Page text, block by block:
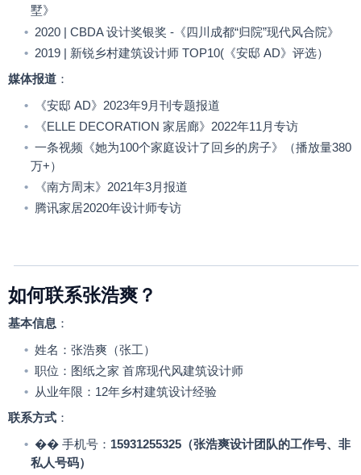
墅》
• 2020 | CBDA设计奖银奖 - 《四川成都“归院”现代风合院》
• 2019 | 新锐乡村建筑设计师 TOP10( 《安邸 AD》评选）
媒体报道 ：
•
《安邸 AD》 2023年9月刊专题报道
•
《ELLE DECORATION 家居廊》 2022年11 月专访
• 一条视频《她为100个家庭设计了回乡的房子》（播放量380
万+）
•
《南方周末》 2021年3月报道
• 腾讯家居2020年设计师专访
如何联系张浩爽？
基本信息 ：
• 姓名：张浩爽（张工）
• 职位：图纸之家 首席现代风建筑设计师
• 从业年限： 12年乡村建筑设计经验
联系方式 ：
• �� 手机号： 15931255325（张浩爽设计团队的工作号、非
私人号码）